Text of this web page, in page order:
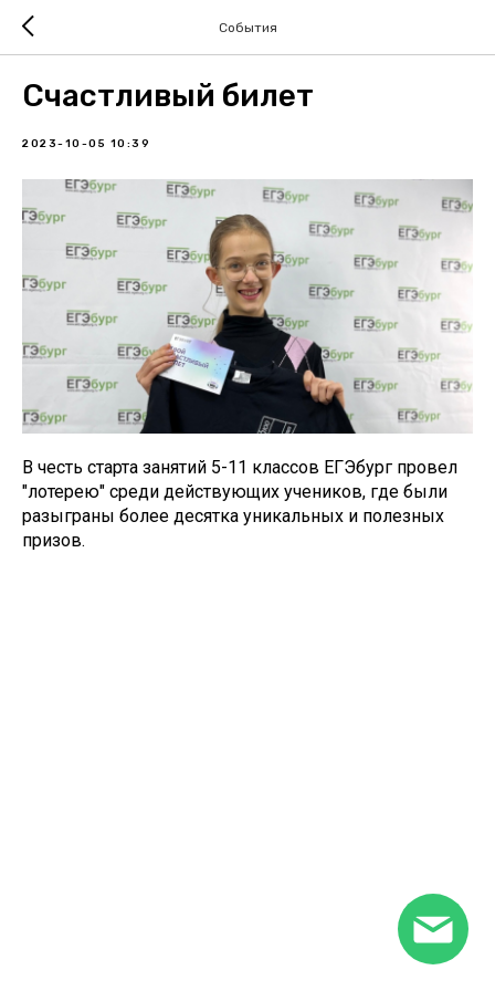
События
Счастливый билет
2023-10-05 10:39
В честь старта занятий 5-11 классов ЕГЭбург провел
"лотерею" среди действующих учеников, где были
разыграны более десятка уникальных и полезных
призов.